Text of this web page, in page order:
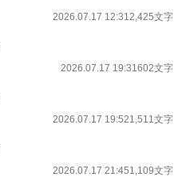
2026.07.17 12:312,425文字
2026.07.17 19:31602文字
2026.07.17 19:521,511文字
2026.07.17 21:451,109文字